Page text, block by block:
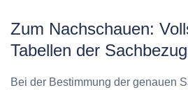
Zum Nachschauen:
Tabellen der
Bei der Bestimmung der genauen